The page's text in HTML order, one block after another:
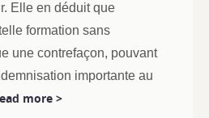
Elle en déduit que
formation sans
une contrefaçon, pouvant
importante au
more >